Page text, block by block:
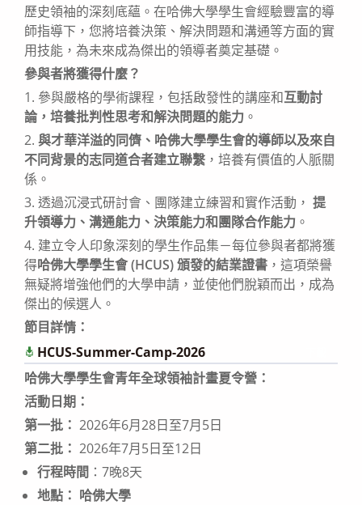
歷史領袖的深刻底蘊。在哈佛大學學生會經驗豐富的導
師指導下，您將培養決策、解決問題和溝通等方面的實
用技能，為未來成為傑出的領導者奠定基礎。
參與者將獲得什麼？
1. 參與嚴格的學術課程，包括啟發性的講座和互動討
論，培養批判性思考和解決問題的能力 。
2. 與才華洋溢的同儕、哈佛大學學生會的導師以及來自
不同背景的志同道合者建立聯繫 ，培養有價值的人脈關
係。
3. 透過沉浸式研討會、團隊建立練習和實作活動， 提
升領導力、溝通能力、決策能力和團隊合作能力 。
4. 建立令人印象深刻的學生作品集－每位參與者都將獲
得哈佛大學學生會 (HCUS)頒發的結業證書 ，這項榮譽
無疑將增強他們的大學申請，並使他們脫穎而出，成為
傑出的候選人。
節目詳情：
HCUS-Summer-Camp-2026
哈佛大學學生會青年全球領袖計畫夏令營：
活動日期：
第一批： 2026年6月28日至7月5日
第二批： 2026年7月5日至12日
行程時間 ：7晚8天
地點： 哈佛大學